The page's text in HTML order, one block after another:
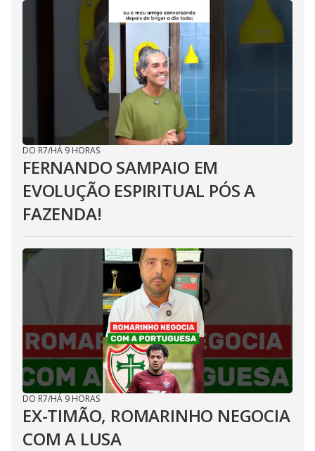
DO R7/HÁ 9 HORAS
FERNANDO SAMPAIO EM
EVOLUÇÃO ESPIRITUAL PÓS A
FAZENDA!
DO R7/HÁ 9 HORAS
EX-TIMÃO, ROMARINHO NEGOCIA
COM A LUSA